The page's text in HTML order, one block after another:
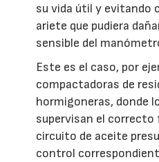
su vida útil y evitando
ariete que pudiera
sensible del
Este es el caso, por
compactadoras de
hormigoneras, donde
supervisan el
circuito de aceite
control